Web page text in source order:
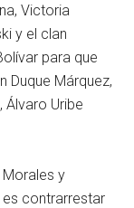
Victoria
y el clan
para que
Duque Márquez,
Álvaro Uribe
y
contrarrestar